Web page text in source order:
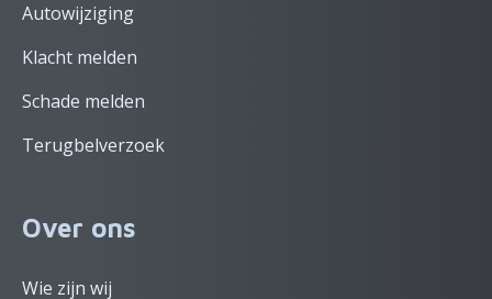
Autowijziging
Klacht melden
Schade melden
Terugbelverzoek
Over ons
Wie zijn wij